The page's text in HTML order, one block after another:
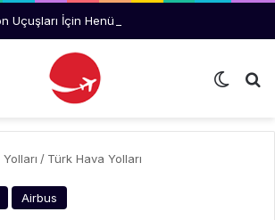
Uçuşları İçin Henüz Bir Planlama Yok
Dış
/ Türk Hava Yolları
Airbus